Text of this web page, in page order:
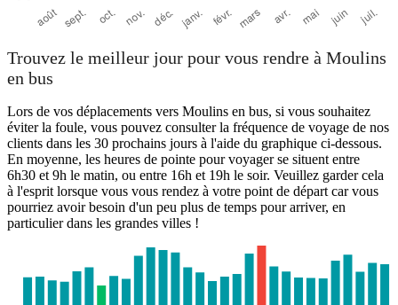
Trouvez le meilleur jour pour vous rendre à Moulins
en bus
Lors de vos déplacements vers Moulins en bus, si vous souhaitez
éviter la foule, vous pouvez consulter la fréquence de voyage de nos
clients dans les 30 prochains jours à l'aide du graphique ci-dessous.
En moyenne, les heures de pointe pour voyager se situent entre
6h30 et 9h le matin, ou entre 16h et 19h le soir. Veuillez garder cela
à l'esprit lorsque vous vous rendez à votre point de départ car vous
pourriez avoir besoin d'un peu plus de temps pour arriver, en
particulier dans les grandes villes !